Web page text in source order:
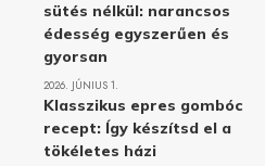
sütés nélkül: narancsos
édesség egyszerűen és
gyorsan
2026. JÚNIUS 1.
Klasszikus epres gombóc
recept: Így készítsd el a
tökéletes házi